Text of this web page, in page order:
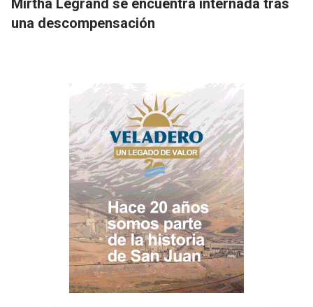
Mirtha Legrand se encuentra internada tras
una descompensación